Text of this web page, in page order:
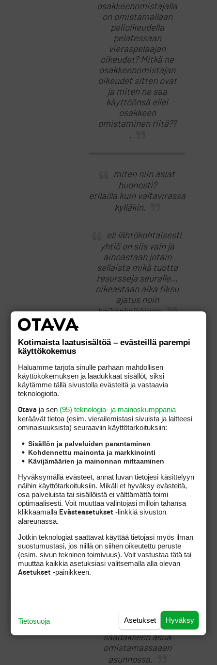
osakkeenomistajalla
on omistamallaan
pelioikeudella
pelatessaan
vieraspelaajan
oikeudet? Mitkä ne
osakkeenomistajan
oikeudet sitten ovat
ja miten ne saa
käyttöönsä ellei
osakkeen
omistaminen riitä??
.
miten niin asiat
huonosti?
erilailla kuin valtavirassa
kylläkin.
eli lähtökohtaisesti
yhtiö on siis vain ja
ainoastaan jotain
sellaista mikä tuotta
resursseja seuralle…
oikeastaan aika fiksu
ajatus noin
kaikenkaikkiaan.
jos luit viestini
osakkeen pelioukeuden
haluaa hyödyntää ko.
oltava jäsenenä ko.
seurassa.
jäsenien
pelaamista
ja ajatus on ollut
toimia noin… ihan
perustamisesta
Peräkylän
Asukasyhdistykseen
saadakseen asua
omistamassaaan
asunnossa.
Kotimaista laatusisältöä – evästeillä parempi
käyttökokemus
Haluamme tarjota sinulle parhaan mahdollisen
käyttökokemuksen ja laadukkaat sisällöt, siksi
käytämme tällä sivustolla evästeitä ja vastaavia
teknologioita.
Otava ja sen (95) teknologia- ja mainoskumppania
keräävät tietoa (esim. vierailemis­tasi sivuista ja laitteesi
ominaisuuk­sista) seuraaviin käyttötarkoituksiin:
Sisällön ja palveluiden parantaminen
Kohdennettu mainonta ja markkinointi
Kävijämäärien ja mainonnan mittaaminen
Hyväksymällä evästeet, annat luvan tietojesi käsittelyyn
näihin käyttötarkoituksiin. Mikäli et hyväksy evästeitä,
osa palveluista tai sisällöistä ei välttämättä toimi
optimaalisesti. Voit muuttaa valintojasi milloin tahansa
klikkaamalla Evästeasetukset -linkkiä sivuston
alareunassa.
Jotkin teknologiat saattavat käyttää tietojasi myös ilman
suostumustasi, jos niillä on siihen oikeutettu peruste
(esim. sivun tekninen toimivuus). Voit vastustaa tätä tai
muuttaa kaikkia asetuksiasi valitsemalla alla olevan
Asetukset -painikkeen.
Hyväksy
Asetukset
Tietosuoja